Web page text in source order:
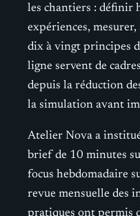
les chantiers : définir
expériences,
dix à vingt principes
ligne servent de
depuis la réduction
la simulation avant
Atelier Nova a
brief de 10 minutes
focus hebdomadaire
revue mensuelle des
pratiques ont permis